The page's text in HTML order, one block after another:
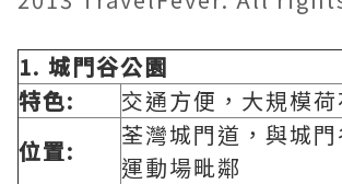
1. 城門谷公園
特色:
交通方便，大規模
位置:
荃灣城門道，與城
運動場毗鄰